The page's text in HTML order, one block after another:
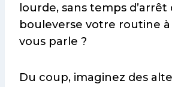
lourde, sans temps d’arrêt
bouleverse votre routine à
vous parle ?
Du coup, imaginez des